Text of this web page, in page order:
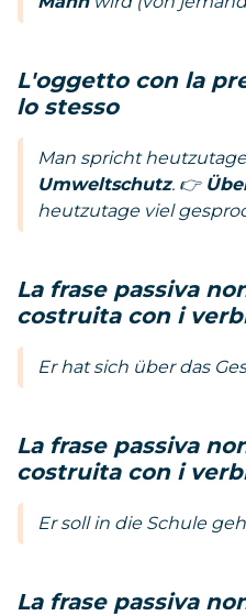
L'oggetto con la
lo stesso
Man spricht
Umweltschutz. 👉
heutzutage viel
La frase passiva
costruita con i
Er hat sich über das
La frase passiva
costruita con i
Er soll in die Schule
La frase passiva